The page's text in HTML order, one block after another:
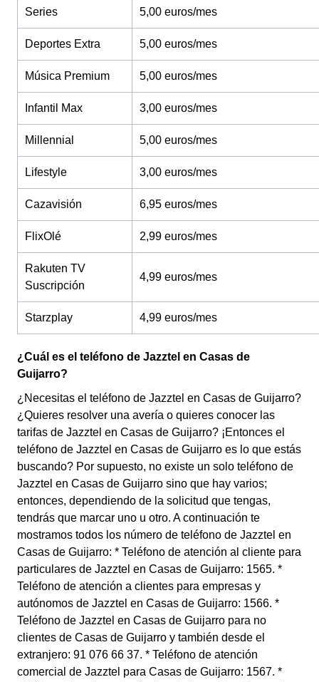
Series 5,00 euros/mes
Deportes Extra 5,00 euros/mes
Música Premium 5,00 euros/mes
Infantil Max 3,00 euros/mes
Millennial 5,00 euros/mes
Lifestyle 3,00 euros/mes
Cazavisión 6,95 euros/mes
FlixOlé 2,99 euros/mes
Rakuten TV
Suscripción
4,99 euros/mes
Starzplay 4,99 euros/mes
¿Cuál es el teléfono de Jazztel en Casas de
Guijarro?
¿Necesitas el teléfono de Jazztel en Casas de Guijarro?
¿Quieres resolver una avería o quieres conocer las
tarifas de Jazztel en Casas de Guijarro? ¡Entonces el
teléfono de Jazztel en Casas de Guijarro es lo que estás
buscando? Por supuesto, no existe un solo teléfono de
Jazztel en Casas de Guijarro sino que hay varios;
entonces, dependiendo de la solicitud que tengas,
tendrás que marcar uno u otro. A continuación te
mostramos todos los número de teléfono de Jazztel en
Casas de Guijarro: * Teléfono de atención al cliente para
particulares de Jazztel en Casas de Guijarro: 1565. *
Teléfono de atención a clientes para empresas y
autónomos de Jazztel en Casas de Guijarro: 1566. *
Teléfono de Jazztel en Casas de Guijarro para no
clientes de Casas de Guijarro y también desde el
extranjero: 91 076 66 37. * Teléfono de atención
comercial de Jazztel para Casas de Guijarro: 1567. *